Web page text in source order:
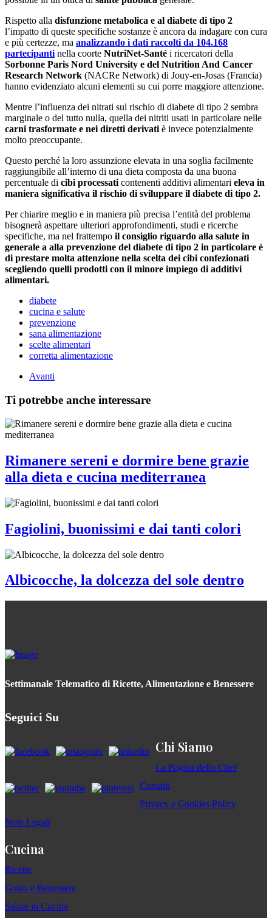
Rispetto alla disfunzione metabolica e al diabete di tipo 2
l’impatto di queste specifiche sostanze è ancora da indagare con cura
e più certezze, ma analizzando i dati raccolti da 104.168
partecipantinella coorte NutriNet-Santé i ricercatori della
Sorbonne Paris Nord University e del Nutrition And Cancer
Research Network (NACRe Network) di Jouy-en-Josas (Francia)
hanno evidenziato alcuni elementi su cui porre maggiore attenzione.
Mentre l’influenza dei nitrati sul rischio di diabete di tipo 2 sembra
marginale o del tutto nulla, quella dei nitriti usati in particolare nelle
carni trasformate e nei diretti derivatiè invece potenzialmente
molto preoccupante.
Questo perché la loro assunzione elevata in una soglia facilmente
raggiungibile all’interno di una dieta composta da una buona
percentuale di cibi processaticontenenti additivi alimentari eleva in
maniera significativa il rischio di sviluppare il diabete di tipo 2.
Per chiarire meglio e in maniera più precisa l’entità del problema
bisognerà aspettare ulteriori approfondimenti, studi e ricerche
specifiche, ma nel frattempo il consiglio riguardo alla salute in
generale a alla prevenzione del diabete di tipo 2 in particolare è
di prestare molta attenzione nella scelta dei cibi confezionati
scegliendo quelli prodotti con il minore impiego di additivi
alimentari.
diabete
cucina e salute
prevenzione
sana alimentazione
scelte alimentari
corretta alimentazione
Avanti
Ti potrebbe anche interessare
Rimanere sereni e dormire bene grazie
alla dieta e cucina mediterranea
Fagiolini, buonissimi e dai tanti colori
Albicocche, la dolcezza del sole dentro
Settimanale Telematico di Ricette, Alimentazione e Benessere
Seguici Su
Chi Siamo
La Pagina dello Chef
Contatti
Privacy e Cookies Policy
Note Legali
Cucina
Ricette
Gusto e Benessere
Salute in Cucina